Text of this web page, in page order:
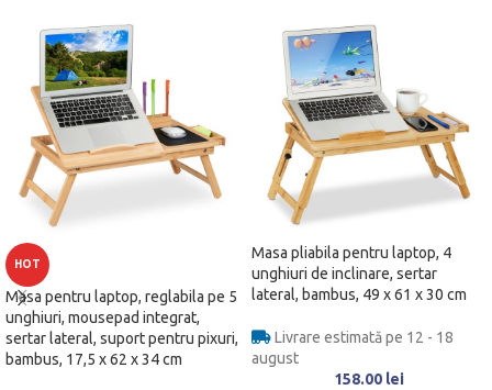
HOT
Masa pentru laptop, reglabila pe 5
unghiuri, mousepad integrat,
sertar lateral, suport pentru pixuri,
bambus, 17,5 x 62 x 34 cm
Masa pliabila pentru laptop, 4
unghiuri de inclinare, sertar
lateral, bambus, 49 x 61 x 30 cm
Livrare estimată pe 12 - 18
august
158.00 lei